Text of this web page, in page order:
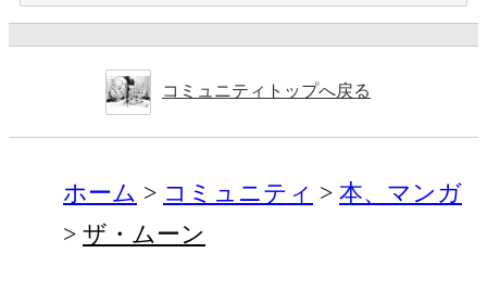
コミュニティトップへ戻る
ホーム コミュニティ
本、マンガ
ザ・ムーン